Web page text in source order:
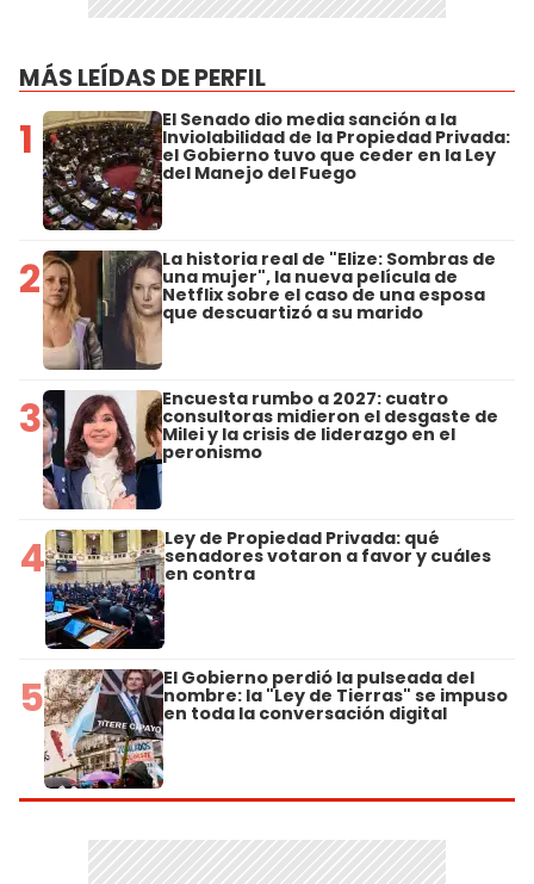
MÁS LEÍDAS DE PERFIL
1 El Senado dio media sanción a la
Inviolabilidad de la Propiedad Privada:
el Gobierno tuvo que ceder en la Ley
del Manejo del Fuego
2 La historia real de "Elize: Sombras de
una mujer", la nueva película de
Netflix sobre el caso de una esposa
que descuartizó a su marido
3 Encuesta rumbo a 2027: cuatro
consultoras midieron el desgaste de
Milei y la crisis de liderazgo en el
peronismo
4 Ley de Propiedad Privada: qué
senadores votaron a favor y cuáles
en contra
5 El Gobierno perdió la pulseada del
nombre: la "Ley de Tierras" se impuso
en toda la conversación digital